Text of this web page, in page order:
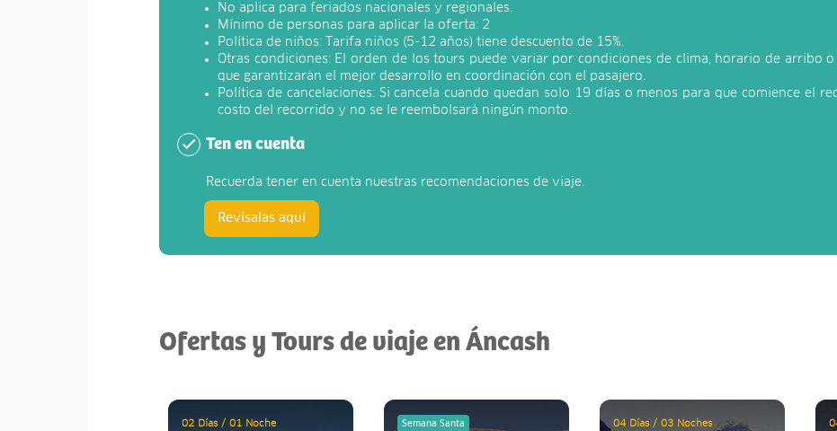
No aplica para feriados nacionales y regionales.
Mínimo de personas para aplicar la oferta: 2
Política de niños: Tarifa niños (5-12 años) tiene descuento de 15%.
Otras condiciones: El orden de los tours puede variar por condiciones de clima, horario de arribo
que garantizarán el mejor desarrollo en coordinación con el pasajero.
Política de cancelaciones: Si cancela cuando quedan solo 19 días o menos para que comience el
costo del recorrido y no se le reembolsará ningún monto.
Ten en cuenta
Recuerda tener en cuenta nuestras recomendaciones de viaje.
Revísalas aquí
Ofertas y Tours de viaje en Áncash
02 Días / 01 Noche Semana Santa 04 Días / 03 Noches